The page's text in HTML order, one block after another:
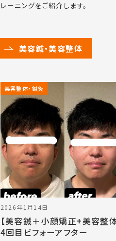
ーニングをご紹介します。
美容鍼・美容整体
美容整体・鍼灸
2026年1月14日
【美容鍼＋小顔矯正+美容整体
4回目ビフォーアフター